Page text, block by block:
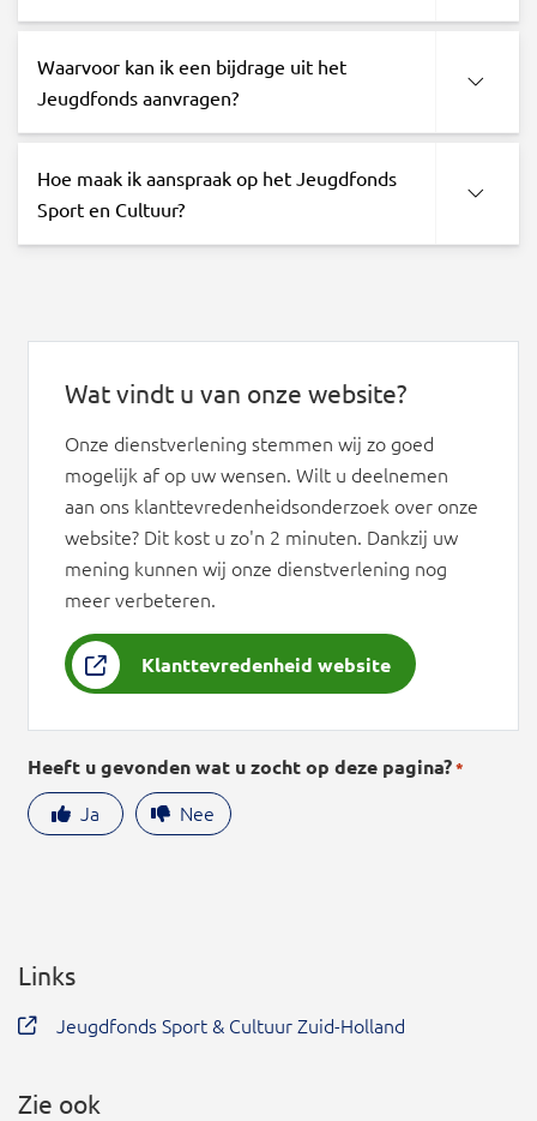
Waarvoor kan ik een bijdrage uit het
Jeugdfonds aanvragen?
Hoe maak ik aanspraak op het Jeugdfonds
Sport en Cultuur?
Wat vindt u van onze website?
Onze dienstverlening stemmen wij zo goed
mogelijk af op uw wensen. Wilt u deelnemen
aan ons klanttevredenheidsonderzoek over onze
website? Dit kost u zo'n 2 minuten. Dankzij uw
mening kunnen wij onze dienstverlening nog
meer verbeteren.
Klanttevredenheid website
Heeft u gevonden wat u zocht op deze pagina?*
Ja Nee
Links
Jeugdfonds Sport & Cultuur Zuid-Holland
Zie ook